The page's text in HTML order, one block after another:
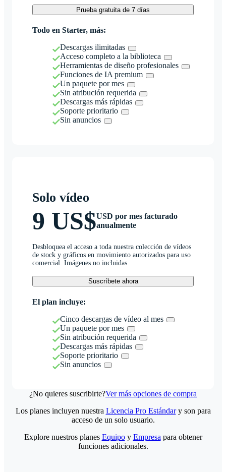
Prueba gratuita de 7 días
Todo en Starter, más:
Descargas ilimitadas
Acceso completo a la biblioteca
Herramientas de diseño profesionales
Funciones de IA premium
Un paquete por mes
Sin atribución requerida
Descargas más rápidas
Soporte prioritario
Sin anuncios
Solo vídeo
9 US$USD por mes facturado
anualmente
Desbloquea el acceso a toda nuestra colección de vídeos
de stock y gráficos en movimiento autorizados para uso
comercial. Imágenes no incluidas.
Suscríbete ahora
El plan incluye:
Cinco descargas de vídeo al mes
Un paquete por mes
Sin atribución requerida
Descargas más rápidas
Soporte prioritario
Sin anuncios
¿No quieres suscribirte?Ver más opciones de compra
Los planes incluyen nuestra Licencia Pro Estándary son para
acceso de un solo usuario.
Explore nuestros planes Equipoy Empresa para obtener
funciones adicionales.